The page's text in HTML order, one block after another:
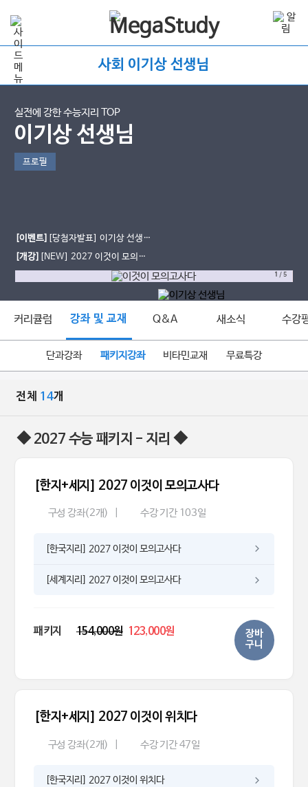
사회 이기상 선생님
실전에 강한 수능지리 TOP
이기상 선생님
프로필
[이벤트] [당첨자발표] 이기상 선생님
수강평 EVENT
[개강] [NEW] 2027 이것이 모의고
사다
1 /5
커리큘럼 강좌 및 교재 Q&A 새소식 수강
단과강좌 패키지강좌 비타민교재 무료특강
전체 14개
◆ 2027 수능 패키지 - 지리 ◆
[한지+세지] 2027 이것이 모의고사다
구성 강좌(2개) 수강 기간 103일
[한국지리] 2027 이것이 모의고사다
[세계지리] 2027 이것이 모의고사다
패키지 154,000원 123,000원
장바
구니
[한지+세지] 2027 이것이 위치다
구성 강좌(2개) 수강 기간 47일
[한국지리] 2027 이것이 위치다